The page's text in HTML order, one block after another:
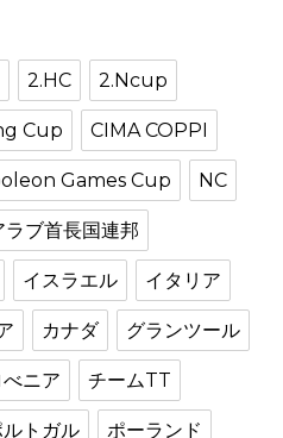
2.HC 2.Ncup
Cup CIMA COPPI
Games Cup NC
ラブ首長国連邦
イスラエル イタリア
カナダ グランツール
ニア チームTT
トガル ポーランド